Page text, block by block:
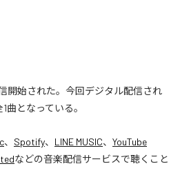
開始された。今回デジタル配信され
曲となっている。
、 Spotify、 LINE MUSIC、 YouTube
などの音楽配信サービスで聴くこと